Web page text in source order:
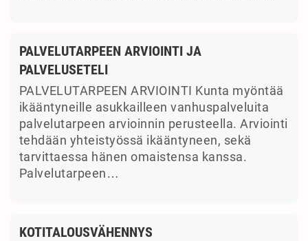
PALVELUTARPEEN ARVIOINTI JA
PALVELUSETELI
PALVELUTARPEEN ARVIOINTI Kunta myöntää
ikääntyneille asukkailleen vanhuspalveluita
palvelutarpeen arvioinnin perusteella. Arviointi
tehdään yhteistyössä ikääntyneen, sekä
tarvittaessa hänen omaistensa kanssa.
Palvelutarpeen…
KOTITALOUSVÄHENNYS